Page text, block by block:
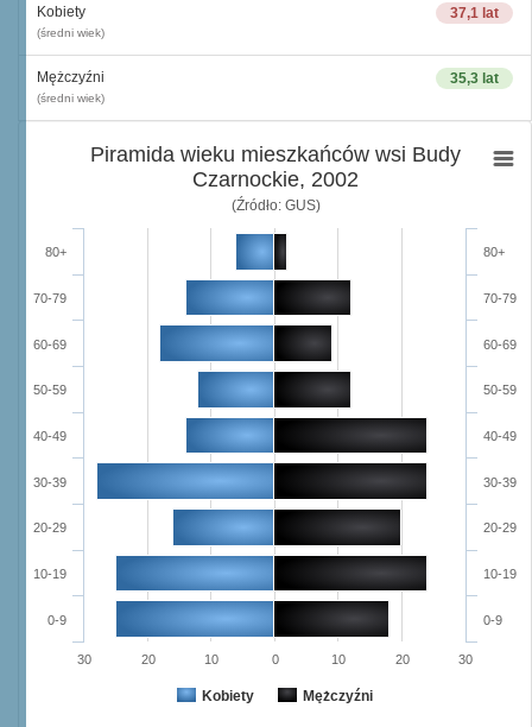
37,1 lat
Kobiety
(średni wiek)
35,3 lat
Mężczyźni
(średni wiek)
Piramida wieku mieszkańców wsi Budy
Czarnockie, 2002
(Źródło: GUS)
Kobiety Mężczyźni
0-9
10-19
20-29
30-39
40-49
50-59
60-69
70-79
80+
0-9
10-19
20-29
30-39
40-49
50-59
60-69
70-79
80+
30 20 10 0 10 20 30